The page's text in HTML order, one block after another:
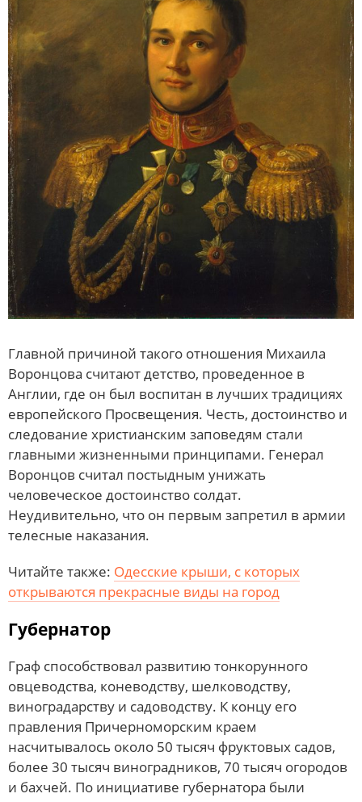
Главной причиной такого отношения Михаила
Воронцова считают детство, проведенное в
Англии, где он был воспитан в лучших традициях
европейского Просвещения. Честь, достоинство и
следование христианским заповедям стали
главными жизненными принципами. Генерал
Воронцов считал постыдным унижать
человеческое достоинство солдат.
Неудивительно, что он первым запретил в армии
телесные наказания.
Читайте также: Одесские крыши, с которых
открываются прекрасные виды на город
Губернатор
Граф способствовал развитию тонкорунного
овцеводства, коневодству, шелководству,
виноградарству и садоводству. К концу его
правления Причерноморским краем
насчитывалось около 50 тысяч фруктовых садов,
более 30 тысяч виноградников, 70 тысяч огородов
и бахчей. По инициативе губернатора были